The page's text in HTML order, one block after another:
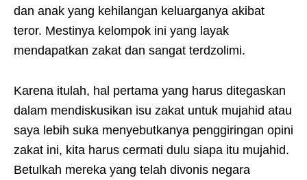
dan anak yang kehilangan keluarganya akibat
teror. Mestinya kelompok ini yang layak
mendapatkan zakat dan sangat terdzolimi.
Karena itulah, hal pertama yang harus ditegaskan
dalam mendiskusikan isu zakat untuk mujahid atau
saya lebih suka menyebutkanya penggiringan opini
zakat ini, kita harus cermati dulu siapa itu mujahid.
Betulkah mereka yang telah divonis negara